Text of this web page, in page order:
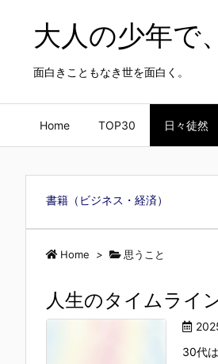
大人の少年で
面白きこともなき世を面白く。
Home TOP30 日々徒然
書籍（ビジネス・経済）
Home > 思うこと
人生のタイムライ
30代